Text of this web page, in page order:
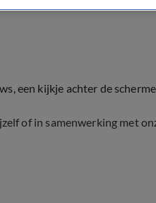
een kijkje achter de
of in samenwerking met